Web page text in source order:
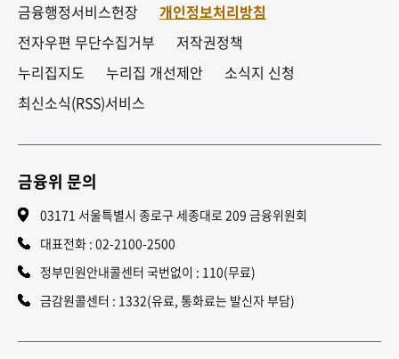
금융행정서비스헌장
개인정보처리방침
전자우편 무단수집거부
저작권정책
누리집지도
누리집 개선제안
소식지 신청
최신소식(RSS)서비스
금융위 문의
03171 서울특별시 종로구 세종대로 209 금융위원회
대표전화 : 02-2100-2500
정부민원안내콜센터 국번없이 : 110(무료)
금감원콜센터 : 1332(유료, 통화료는 발신자 부담)